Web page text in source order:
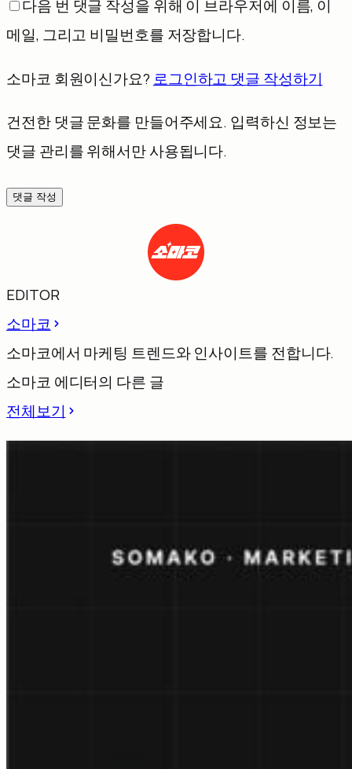
다음 번 댓글 작성을 위해 이 브라우저에 이름, 이
메일, 그리고 비밀번호를 저장합니다.
소마코 회원이신가요? 로그인하고 댓글 작성하기
건전한 댓글 문화를 만들어주세요. 입력하신 정보는
댓글 관리를 위해서만 사용됩니다.
댓글 작성
EDITOR
소마코
소마코에서 마케팅 트렌드와 인사이트를 전합니다.
소마코 에디터의 다른 글
전체보기